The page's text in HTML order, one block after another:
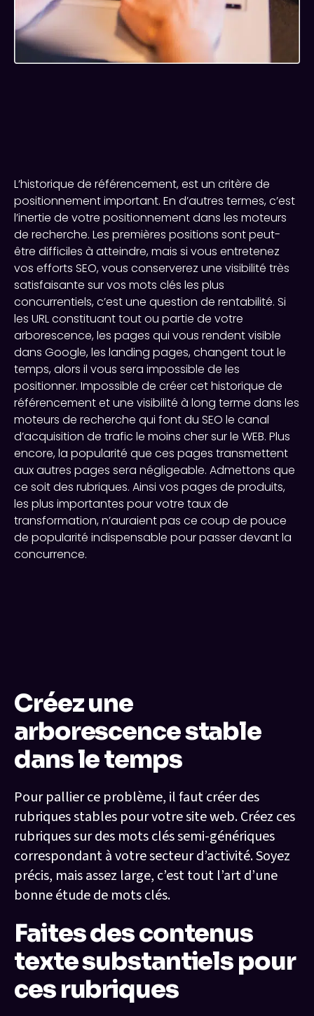
L’historique de référencement, est un critère de
positionnement important. En d’autres termes, c’est
l’inertie de votre positionnement dans les moteurs
de recherche. Les premières positions sont peut-
être difficiles à atteindre, mais si vous entretenez
vos efforts SEO, vous conserverez une visibilité très
satisfaisante sur vos mots clés les plus
concurrentiels, c’est une question de rentabilité. Si
les URL constituant tout ou partie de votre
arborescence, les pages qui vous rendent visible
dans Google, les landing pages, changent tout le
temps, alors il vous sera impossible de les
positionner. Impossible de créer cet historique de
référencement et une visibilité à long terme dans les
moteurs de recherche qui font du SEO le canal
d’acquisition de trafic le moins cher sur le WEB. Plus
encore, la popularité que ces pages transmettent
aux autres pages sera négligeable. Admettons que
ce soit des rubriques. Ainsi vos pages de produits,
les plus importantes pour votre taux de
transformation, n’auraient pas ce coup de pouce
de popularité indispensable pour passer devant la
concurrence.
Créez une
arborescence stable
dans le temps
Pour pallier ce problème, il faut créer des
rubriques stables pour votre site web. Créez ces
rubriques sur des mots clés semi-génériques
correspondant à votre secteur d’activité. Soyez
précis, mais assez large, c’est tout l’art d’une
bonne étude de mots clés.
Faites des contenus
texte substantiels pour
ces rubriques